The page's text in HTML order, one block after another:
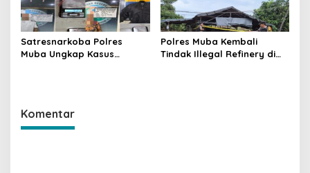
Satresnarkoba Polres
Muba Ungkap Kasus
Polres Muba Kembali
Tindak Illegal Refinery di
Komentar